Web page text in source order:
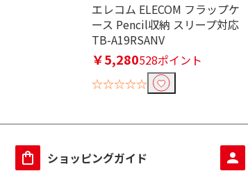
エレコム ELECOM フラップケ
ース Pencil収納 スリープ対応
TB-A19RSANV
￥5,280528ポイント
☆☆☆☆☆
ショッピングガイド